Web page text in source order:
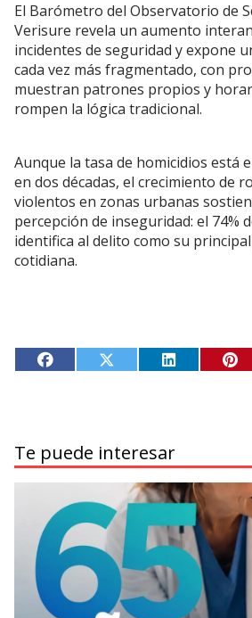
El Barómetro del Observatorio de
Verisure revela un aumento
incidentes de seguridad y expone
cada vez más fragmentado, con
muestran patrones propios y
rompen la lógica tradicional.
Aunque la tasa de homicidios está
en dos décadas, el crecimiento de
violentos en zonas urbanas
percepción de inseguridad: el 74%
identifica al delito como su
cotidiana.
Te puede interesar